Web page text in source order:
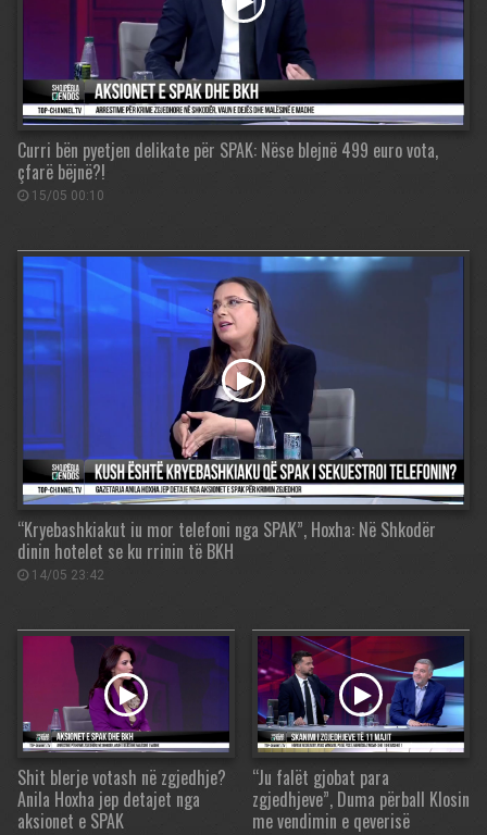
Curri bën pyetjen delikate për SPAK: Nëse blejnë 499 euro vota,
çfarë bëjnë?!
15/05 00:10
“Kryebashkiakut iu mor telefoni nga SPAK”, Hoxha: Në Shkodër
dinin hotelet se ku rrinin të BKH
14/05 23:42
Shit blerje votash në zgjedhje?
Anila Hoxha jep detajet nga
aksionet e SPAK
“Ju falët gjobat para
zgjedhjeve”, Duma përball Klosin
me vendimin e qeverisë